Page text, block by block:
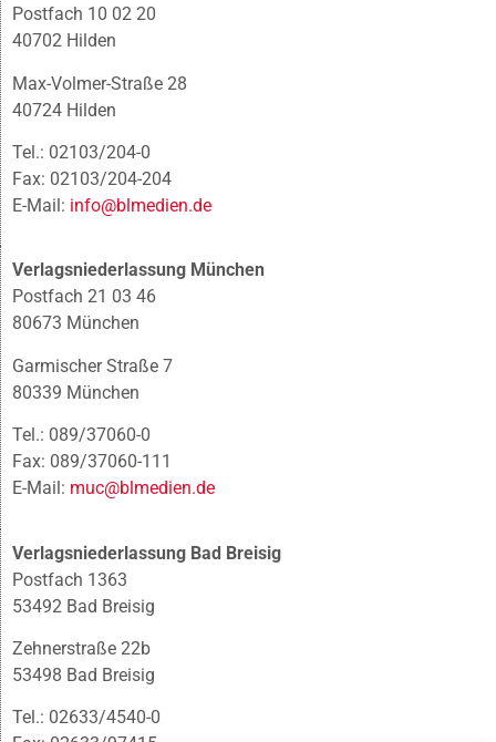
Postfach 10 02 20
40702 Hilden
Max-Volmer-Straße 28
40724 Hilden
Tel.: 02103/204-0
Fax: 02103/204-204
E-Mail: info@blmedien.de
Verlagsniederlassung München
Postfach 21 03 46
80673 München
Garmischer Straße 7
80339 München
Tel.: 089/37060-0
Fax: 089/37060-111
E-Mail: muc@blmedien.de
Verlagsniederlassung Bad Breisig
Postfach 1363
53492 Bad Breisig
Zehnerstraße 22b
53498 Bad Breisig
Tel.: 02633/4540-0